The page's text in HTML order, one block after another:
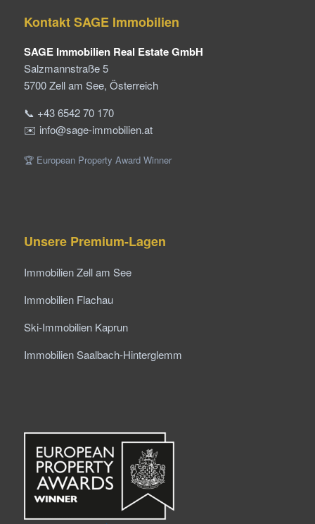
Kontakt SAGE Immobilien
SAGE Immobilien Real Estate GmbH
Salzmannstraße 5
5700 Zell am See, Österreich
📞 +43 6542 70 170
✉️ info@sage-immobilien.at
🏆 European Property Award Winner
Unsere Premium-Lagen
Immobilien Zell am See
Immobilien Flachau
Ski-Immobilien Kaprun
Immobilien Saalbach-Hinterglemm